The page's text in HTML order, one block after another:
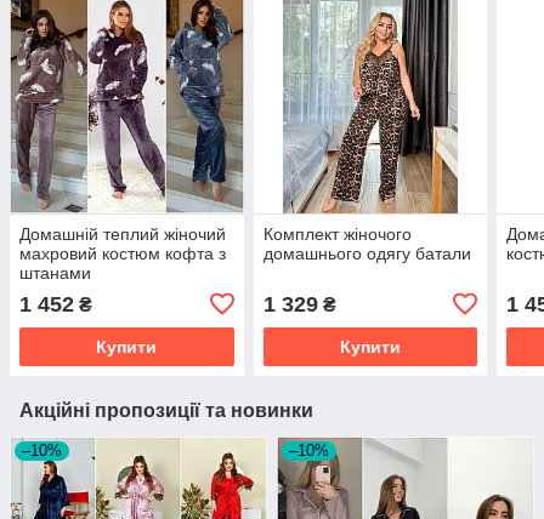
Домашній теплий жіночий
махровий костюм кофта з
штанами
1 452 ₴
Купити
Комплект жіночого
домашнього одягу батали
1 329₴
Купити
1
Акційні пропозиції та новинки
–10% –10%